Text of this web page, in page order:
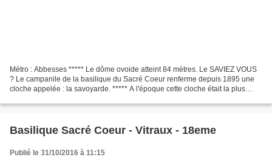
Métro : Abbesses ***** Le dôme ovoide atteint 84 mètres. Le SAVIEZ VOUS
? Le campanile de la basilique du Sacré Coeur renferme depuis 1895 une
cloche appelée : la savoyarde. ***** A l'époque cette cloche était la plus
Basilique Sacré Coeur - Vitraux - 18eme
Publié le 31/10/2016 à 11:15